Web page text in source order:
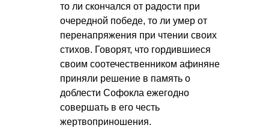
то ли скончался от радости при
очередной победе, то ли умер от
перенапряжения при чтении своих
стихов. Говорят, что гордившиеся
своим соотечественником афиняне
приняли решение в память о
доблести Софокла ежегодно
совершать в его честь
жертвоприношения.